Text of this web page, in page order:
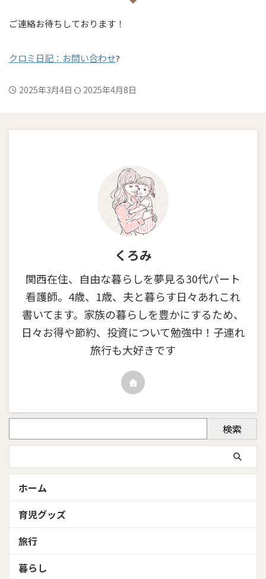
ご連絡お待ちしております！
クロミ日記：お問い合わせ?
2025年3月4日 2025年4月8日
くろみ
関西在住、自由な暮らしを夢見る30代パート
看護師。4歳、1歳、夫と暮らす日々あれこれ
書いてます。家族の暮らしを豊かにするため、
日々お得や節約、投資について勉強中！子連れ
旅行も大好きです
検索
ホーム
育児グッズ
旅行
暮らし